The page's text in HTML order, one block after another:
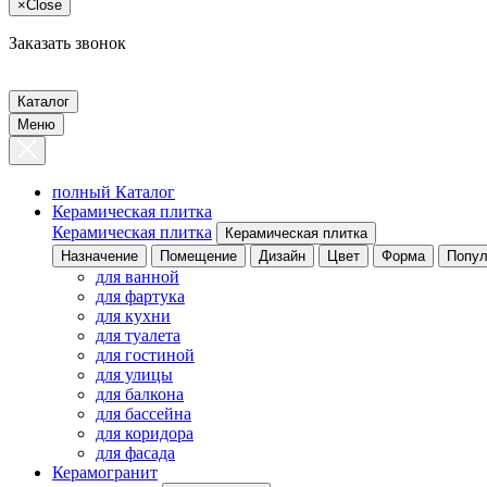
×Close
Заказать звонок
Каталог
Меню
полный Каталог
Керамическая плитка
Керамическая плитка
Керамическая плитка
Назначение
Помещение Дизайн Цвет Форма
для ванной
для фартука
для кухни
для туалета
для гостиной
для улицы
для балкона
для бассейна
для коридора
для фасада
Керамогранит